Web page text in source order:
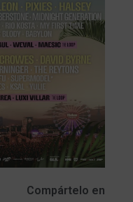
Compártelo en